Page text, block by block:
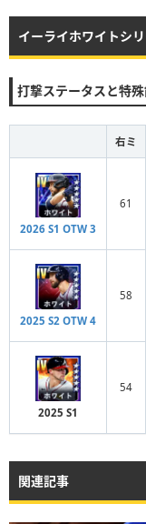
イーライホワイトシ
打撃ステータスと特
右ミ
2026 S1 OTW 3
61
2025 S2 OTW 4
58
2025 S1
54
関連記事